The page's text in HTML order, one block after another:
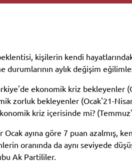
kişilerin kendi
durumlarının aylık değişim
ekonomik kriz bekleyenler
zorluk bekleyenler (Ocak'21-
kriz içerisinde mi?
ayına göre 7 puan azalmış,
oranında da aynı seviyede
Ak Partililer.